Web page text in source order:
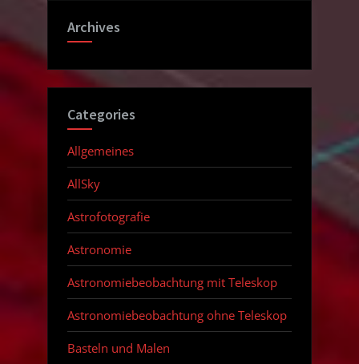
Archives
Categories
Allgemeines
AllSky
Astrofotografie
Astronomie
Astronomiebeobachtung mit Teleskop
Astronomiebeobachtung ohne Teleskop
Basteln und Malen